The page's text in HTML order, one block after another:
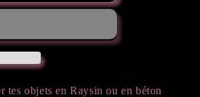
tes objets en Raysin ou en béton